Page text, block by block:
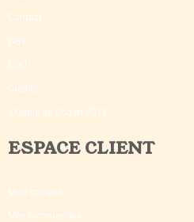
Contact
CGV
CGU
Crédits
©Outils du Coach 2018
ESPACE CLIENT
Mon compte
Mes commandes